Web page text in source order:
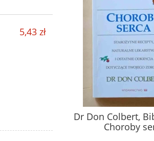
5,43 zł
Dr Don Colbert,
Choroby